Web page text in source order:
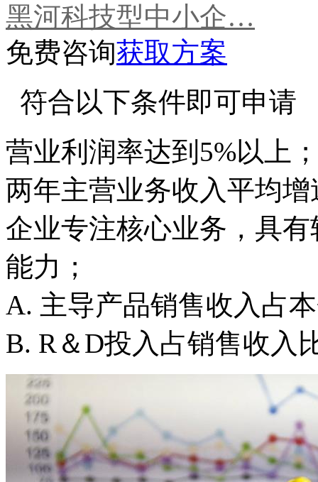
黑河科技型中小企…
免费咨询获取方案
符合以下条件即可申请
营业利润率达到5%以上
两年主营业务收入平均增
企业专注核心业务，具
能力；
A. 主导产品销售收入占
B. R＆D投入占销售收入